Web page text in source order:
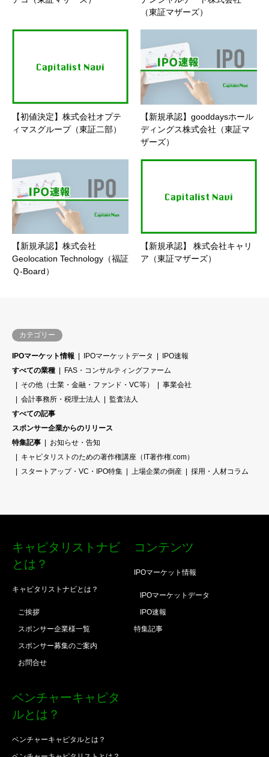
（東証マザーズ）
【初値決定】株式会社オプテ
ィマスグループ（東証二部）
【新規承認】gooddaysホール
ディングス株式会社（東証マ
ザーズ）
【新規承認】株式会社
Geolocation Technology（福証
Ｑ-Board）
【新規承認】 株式会社キャリ
ア（東証マザーズ）
カテゴリー
IPOマーケット情報 IPOマーケットデータ
IPO速報
すべての業種
FAS・コンサルティングファーム
その他（士業・金融・ファンド・VC等）
事業会社
会計事務所・税理士法人
監査法人
すべての記事
スポンサー企業からのリリース
特集記事
お知らせ・告知
キャピタリストのための著作権講座（IT著作権.com）
スタートアップ・VC・IPO特集
上場企業の倒産 採用・人材コラム
キャピタリストナビ
とは？
キャピタリストナビとは？
ご挨拶
スポンサー企業様一覧
スポンサー募集のご案内
お問合せ
コンテンツ
IPOマーケット情報
IPOマーケットデータ
IPO速報
特集記事
ベンチャーキャピタ
ルとは？
ベンチャーキャピタルとは？